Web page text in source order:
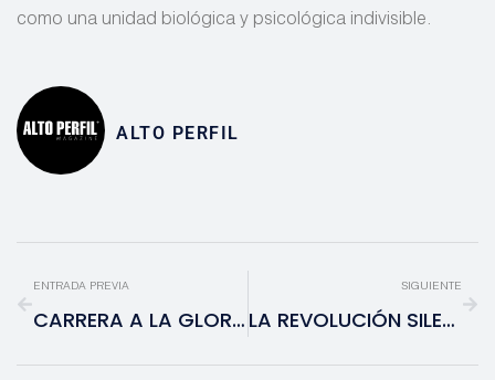
como una unidad biológica y psicológica indivisible.
ALTO PERFIL
ENTRADA PREVIA
CARRERA A LA GLORIA: EL HISTÓRICO DUELO DE TITANES EN LOS OSCARS 2026
SIGUIENTE
LA REVOLUCIÓN SILENCIOSA: CÓMO LA GERENCIA ALGORÍTMICA ESTÁ TRANSFORMANDO LAS EMPRESAS